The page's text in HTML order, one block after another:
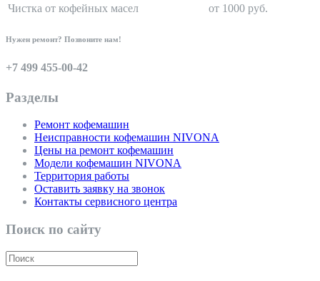
Чистка от кофейных масел
от 1000 руб.
Нужен ремонт? Позвоните нам!
+7 499 455-00-42
Разделы
Ремонт кофемашин
Неисправности кофемашин NIVONA
Цены на ремонт кофемашин
Модели кофемашин NIVONA
Территория работы
Оставить заявку на звонок
Контакты сервисного центра
Поиск по сайту